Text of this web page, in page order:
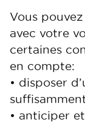
Vous
avec votre
certaines
en compte:
• disposer
• anticiper